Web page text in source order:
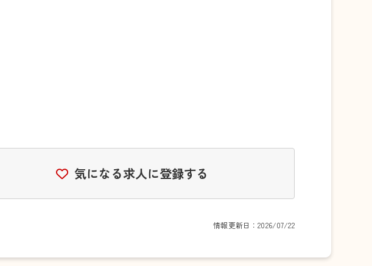
気になる求人に登録する
情報更新日：2026/07/22